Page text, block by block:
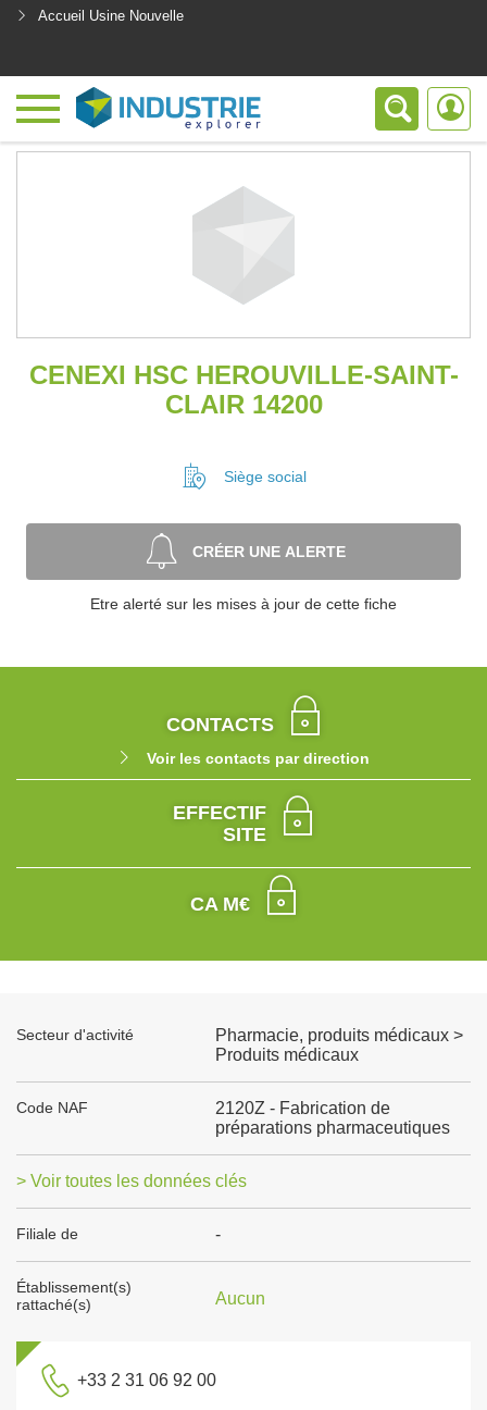
Accueil Usine Nouvelle
CENEXI HSC HEROUVILLE-SAINT-
CLAIR 14200
Siège social
CRÉER UNE ALERTE
Etre alerté sur les mises à jour de cette fiche
CONTACTS
Voir les contacts par direction
EFFECTIF
SITE
CA M€
Secteur d'activité
Pharmacie, produits médicaux >
Produits médicaux
Code NAF
2120Z - Fabrication de
préparations pharmaceutiques
> Voir toutes les données clés
Filiale de -
Établissement(s)
rattaché(s)
Aucun
+33 2 31 06 92 00